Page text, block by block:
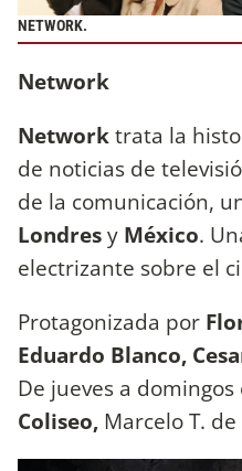
NETWORK.
Network
Networktrata la
de noticias de
de la comunicación,
Londresy México.
electrizante sobre el
Protagonizada por
Eduardo Blanco,
De jueves a domingos
Coliseo, Marcelo T. de